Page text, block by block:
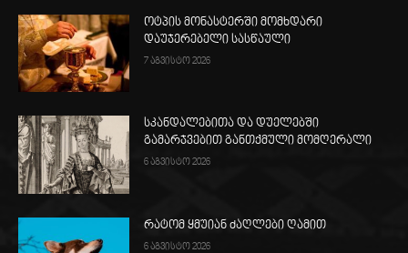
ოტპის მონასტერში მომხდარი
დაუჯერებელი სასწაული
7 აგვისტო 2026
სკანდალებითა და დუელებში
გამარჯვებით განთქმული მომღერალი
6 აგვისტო 2026
რატომ ყმუიან ძაღლები ღამით
6 აგვისტო 2026